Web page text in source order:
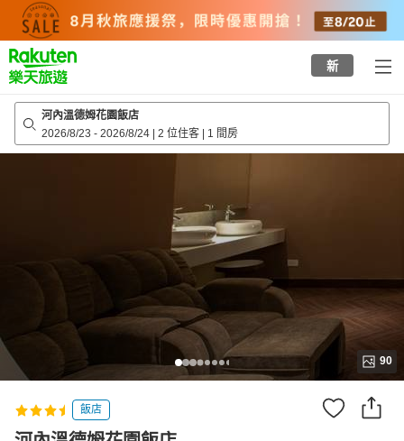
top
page
新
河內溫德姆花園飯店
2026/8/23 - 2026/8/24 | 2 位住客 | 1 間房
90
飯店